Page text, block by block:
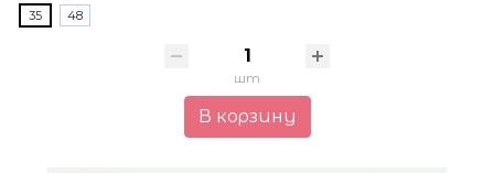
35 48
шт
В корзину